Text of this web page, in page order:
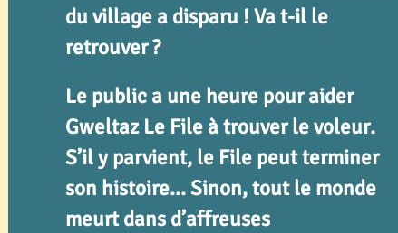
du village a disparu ! Va t-il le
retrouver ?
Le public a une heure pour aider
Gweltaz Le File à trouver le voleur.
S’il y parvient, le File peut terminer
son histoire... Sinon, tout le monde
meurt dans d’affreuses